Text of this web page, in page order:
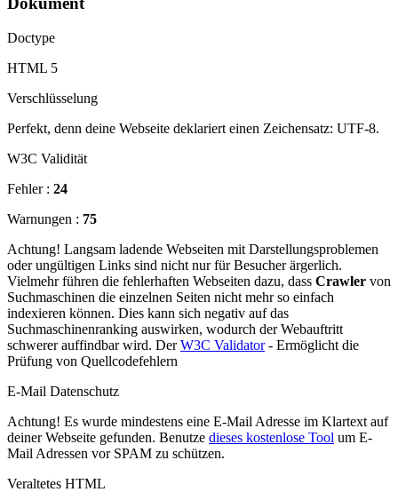
Doctype
HTML 5
Verschlüsselung
Perfekt, denn deine Webseite deklariert einen Zeichensatz: UTF-8.
W3C Validität
Fehler : 24
Warnungen : 75
Achtung! Langsam ladende Webseiten mit Darstellungsproblemen
oder ungültigen Links sind nicht nur für Besucher ärgerlich.
Vielmehr führen die fehlerhaften Webseiten dazu, dass Crawler von
Suchmaschinen die einzelnen Seiten nicht mehr so einfach
indexieren können. Dies kann sich negativ auf das
Suchmaschinenranking auswirken, wodurch der Webauftritt
schwerer auffindbar wird. DerW3C Validator- Ermöglicht die
Prüfung von Quellcodefehlern
E-Mail Datenschutz
Achtung! Es wurde mindestens eine E-Mail Adresse im Klartext auf
deiner Webseite gefunden. Benutze dieses kostenlose Tool um E-
Mail Adressen vor SPAM zu schützen.
Veraltetes HTML